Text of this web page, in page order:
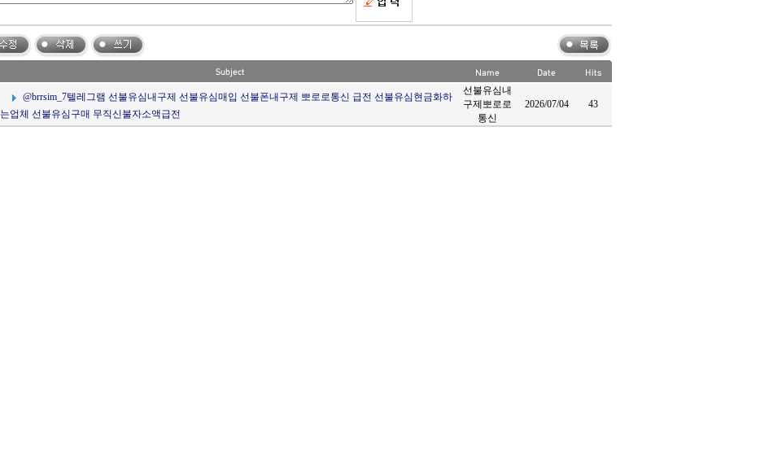
@brrsim_7텔레그램 선불유심내구제 선불유심매입 선불폰내구제 뽀로로통신 급전 선불유심현금화하
는업체 선불유심구매 무직신불자소액급전
선불유심내
구제뽀로로
통신
2026/07/04 43